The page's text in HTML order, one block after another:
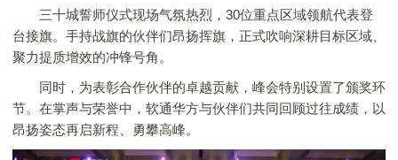
三十城誓师仪式现场气氛热烈，30位重点区域领航代表登
台接旗。手持战旗的伙伴们昂扬挥旗，正式吹响深耕目标区域、
聚力提质增效的冲锋号角。
同时，为表彰合作伙伴的卓越贡献，峰会特别设置了颁奖环
节。在掌声与荣誉中，软通华方与伙伴们共同回顾过往成绩，以
昂扬姿态再启新程、勇攀高峰。